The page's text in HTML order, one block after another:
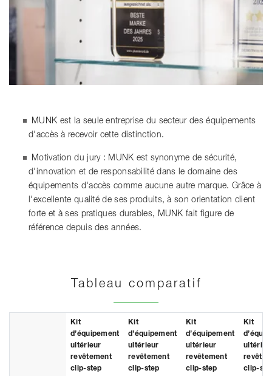
MUNK est la seule entreprise du secteur des équipements
d'accès à recevoir cette distinction.
Motivation du jury : MUNK est synonyme de sécurité,
d'innovation et de responsabilité dans le domaine des
équipements d'accès comme aucune autre marque. Grâce à
l'excellente qualité de ses produits, à son orientation client
forte et à ses pratiques durables, MUNK fait figure de
référence depuis des années.
Tableau comparatif
Kit
d’équipement
ultérieur
revêtement
clip-step
Kit
d’équipement
ultérieur
revêtement
clip-step
Kit
d’équipement
ultérieur
revêtement
clip-step
Kit
clip-